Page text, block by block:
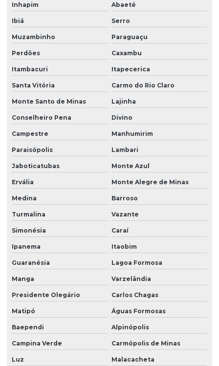
Inhapim Abaeté
Ibiá Serro
Muzambinho Paraguaçu
Perdões Caxambu
Itambacuri Itapecerica
Santa Vitória Carmo do Rio Claro
Monte Santo de Minas Lajinha
Conselheiro Pena Divino
Campestre Manhumirim
Paraisópolis Lambari
Jaboticatubas Monte Azul
Ervália Monte Alegre de Minas
Medina Barroso
Turmalina Vazante
Simonésia Caraí
Ipanema Itaobim
Guaranésia Lagoa Formosa
Manga Varzelândia
Presidente Olegário Carlos Chagas
Matipó Águas Formosas
Baependi Alpinópolis
Campina Verde Carmópolis de Minas
Luz Malacacheta